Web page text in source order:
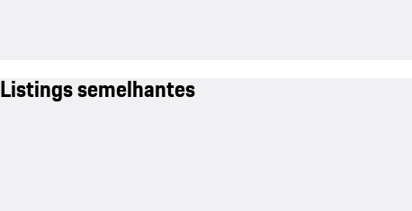
Listings semelhantes